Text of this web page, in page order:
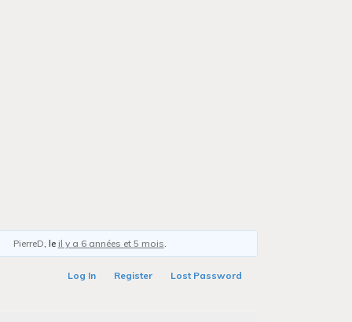
PierreD , le il y a 6 années et 5 mois
Log In Register
Lost Password